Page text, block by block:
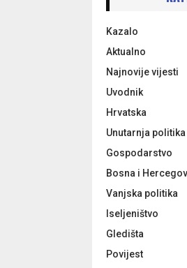
o
r
Kazalo
Aktualno
Najnovije vijesti
Uvodnik
Hrvatska
Unutarnja politika
Gospodarstvo
Bosna i
Vanjska politika
Iseljeništvo
Gledišta
Povijest